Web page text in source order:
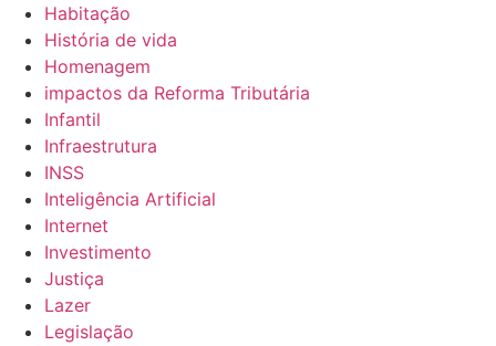
Habitação
História de vida
Homenagem
impactos da Reforma Tributária
Infantil
Infraestrutura
INSS
Inteligência Artificial
Internet
Investimento
Justiça
Lazer
Legislação